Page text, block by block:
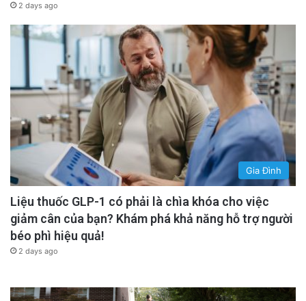
2 days ago
Gia Đình
Liệu thuốc GLP-1 có phải là chìa khóa cho việc
giảm cân của bạn? Khám phá khả năng hỗ trợ người
béo phì hiệu quả!
2 days ago